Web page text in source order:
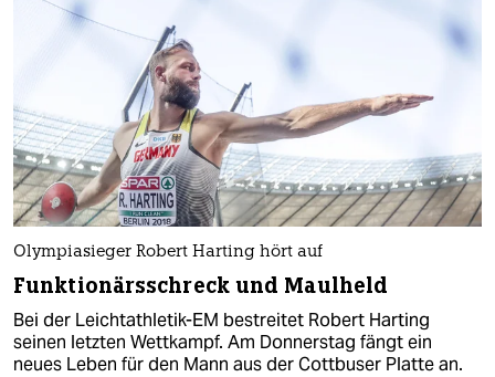
Olympiasieger Robert Harting hört auf
Funktionärsschreck und Maulheld
Bei der Leichtathletik-EM bestreitet Robert Harting
seinen letzten Wettkampf. Am Donnerstag fängt ein
neues Leben für den Mann aus der Cottbuser Platte an.